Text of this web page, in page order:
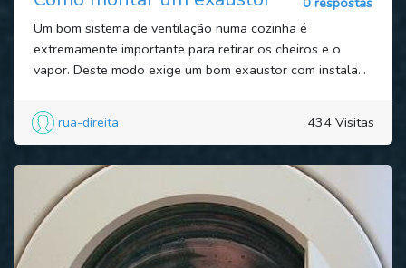
Um bom sistema de ventilação numa cozinha é
extremamente importante para retirar os cheiros e o
vapor. Deste modo exige um bom exaustor com instala...
rua-direita 434 Visitas